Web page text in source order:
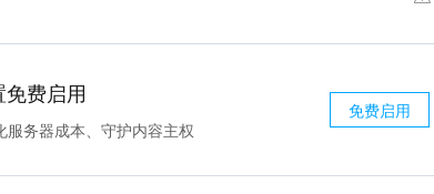
费启用
服务器成本、守护内容主权
免费启用